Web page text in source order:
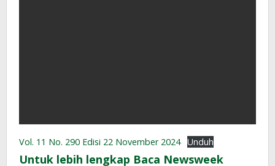
Vol. 11 No. 290 Edisi 22 November 2024 Unduh
Untuk lebih lengkap Baca Newsweek